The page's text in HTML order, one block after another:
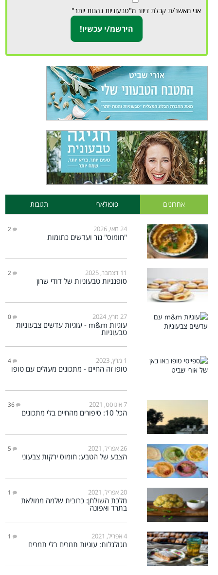
אני מאשר/ת קבלת דיוור מ"טבעוניות נהנות יותר"
אחרונים פופולארי תגובות
24 מאי, 2026 2
"חומוס" גזר ועדשים כתומות
11 דצמבר, 2025 2
סופגניות טבעוניות של דודי שרון
27 מרץ, 2024 0
עוגיות m&m - עוגיות עדשים צבעוניות
טבעוניות
1 מרץ, 2023 4
טופו זה החיים - מתכונים מעולים עם טופו
7 אוגוסט, 2021 36
הכל 10: סיפורים מהחיים בלי מתכונים
26 אפריל, 2021 5
הצבע של הטבע: חומוס ירקות צבעוני
20 אפריל, 2021 1
מלכת השולחן: כרובית שלמה ממולאת
בתרד ואפונה
4 אפריל, 2021 1
מגולגלות: עוגיות תמרים בלי תמרים